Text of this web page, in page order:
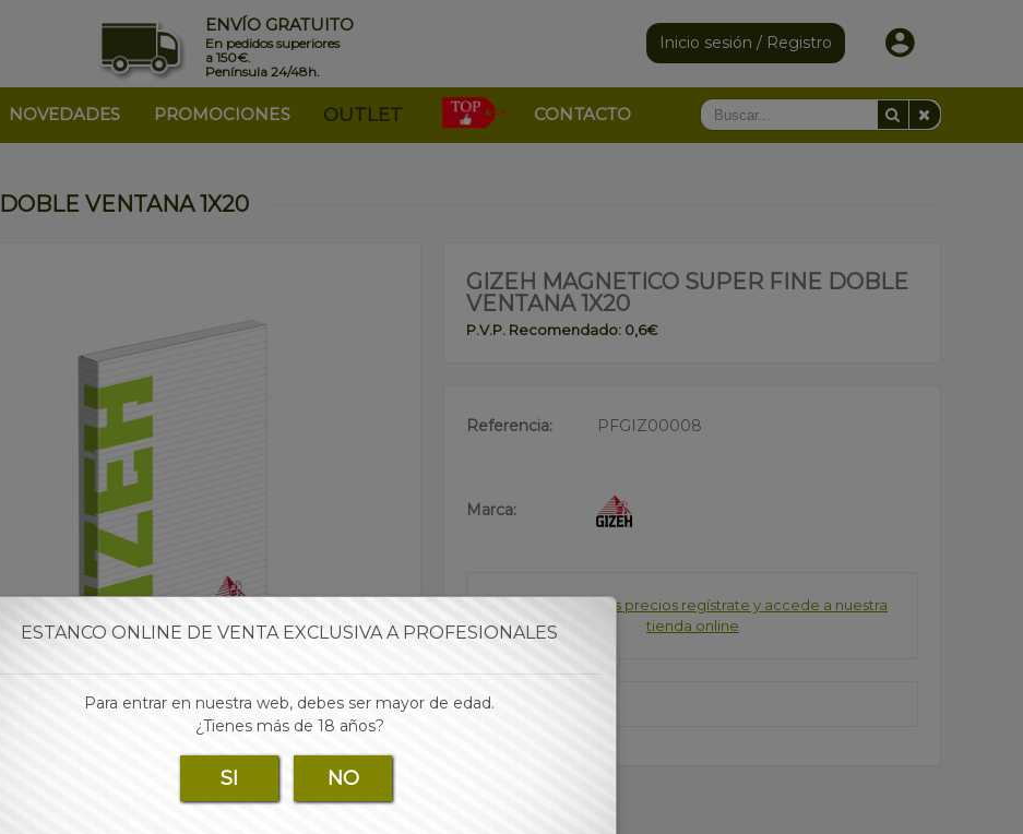
ENVÍO GRATUITO
En pedidos superiores
a 150€.
Península 24/48h.
Inicio sesión / Registro
NOVEDADES PROMOCIONES OUTLET CONTACTO
VENTANA 1X20
GIZEH MAGNETICO SUPER FINE DOBLE
VENTANA 1X20
P.V.P. Recomendado: 0,6€
Referencia: PFGIZ00008
Marca:
Para consultar los precios regístrate y accede a nuestra
tienda online
ESTANCO ONLINE DE VENTA EXCLUSIVA A PROFESIONALES
Para entrar en nuestra web, debes ser mayor de edad.
¿Tienes más de 18 años?
SI NO